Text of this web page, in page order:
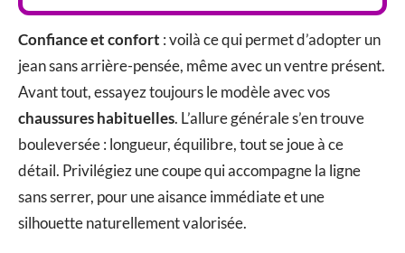
Confiance et confort : voilà ce qui permet d’adopter un
jean sans arrière-pensée, même avec un ventre présent.
Avant tout, essayez toujours le modèle avec vos
chaussures habituelles. L’allure générale s’en trouve
bouleversée : longueur, équilibre, tout se joue à ce
détail. Privilégiez une coupe qui accompagne la ligne
sans serrer, pour une aisance immédiate et une
silhouette naturellement valorisée.